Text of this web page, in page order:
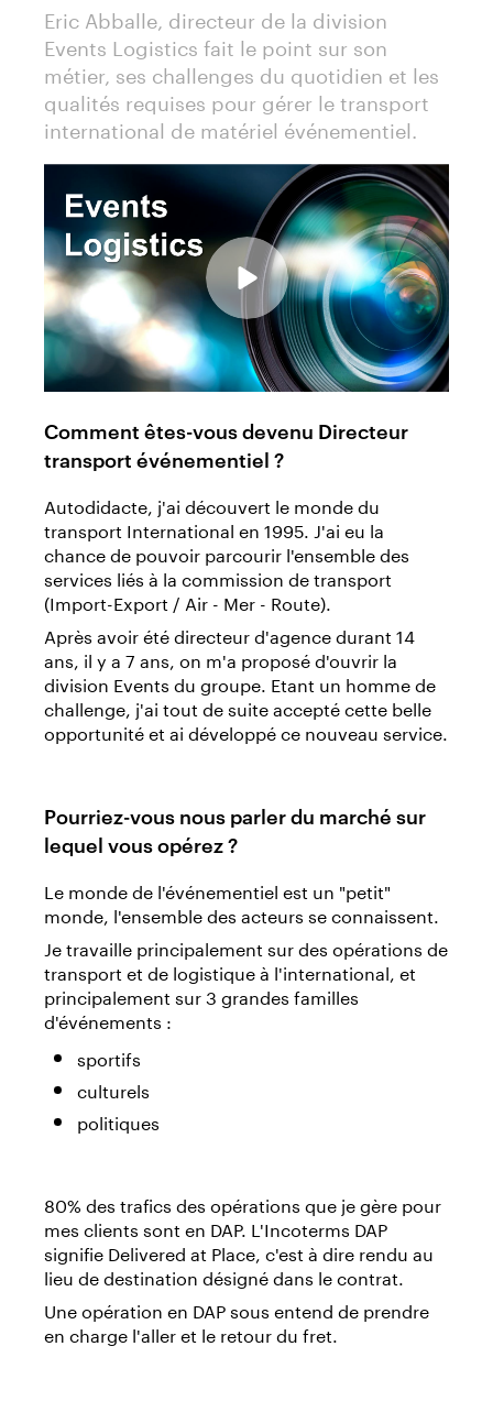
Eric Abballe, directeur de la division
Events Logistics fait le point sur son
métier, ses challenges du quotidien et les
qualités requises pour gérer le transport
international de matériel événementiel.
Comment êtes-vous devenu Directeur
transport événementiel ?
Autodidacte, j'ai découvert le monde du
transport International en 1995. J'ai eu la
chance de pouvoir parcourir l'ensemble des
services liés à la commission de transport
(Import-Export / Air - Mer - Route).
Après avoir été directeur d'agence durant 14
ans, il y a 7 ans, on m'a proposé d'ouvrir la
division Events du groupe. Etant un homme de
challenge, j'ai tout de suite accepté cette belle
opportunité et ai développé ce nouveau service.
Pourriez-vous nous parler du marché sur
lequel vous opérez ?
Le monde de l'événementiel est un "petit"
monde, l'ensemble des acteurs se connaissent.
Je travaille principalement sur des opérations de
transport et de logistique à l'international, et
principalement sur 3 grandes familles
d'événements :
sportifs
culturels
politiques
80% des trafics des opérations que je gère pour
mes clients sont en DAP. L'Incoterms DAP
signifie Delivered at Place, c'est à dire rendu au
lieu de destination désigné dans le contrat.
Une opération en DAP sous entend de prendre
en charge l'aller et le retour du fret.